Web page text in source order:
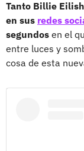
Tanto Billie
en sus redes
segundos en el
entre luces y
cosa de esta